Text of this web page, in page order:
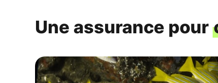
Une assurance pour